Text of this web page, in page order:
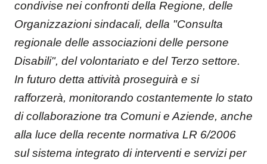
condivise nei confronti della Regione, delle
Organizzazioni sindacali, della "Consulta
regionale delle associazioni delle persone
Disabili", del volontariato e del Terzo settore.
In futuro detta attività proseguirà e si
rafforzerà, monitorando costantemente lo stato
di collaborazione tra Comuni e Aziende, anche
alla luce della recente normativa LR 6/2006
sul sistema integrato di interventi e servizi per